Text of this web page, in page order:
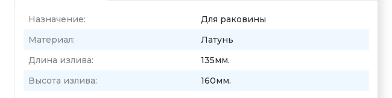
Назначение:
Для раковины
Материал:
Латунь
Длина излива:
135мм.
Высота излива:
160мм.